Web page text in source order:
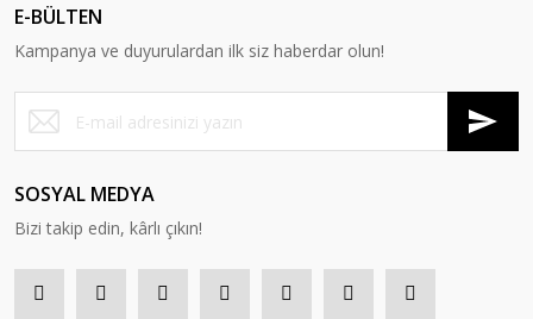
E-BÜLTEN
Kampanya ve duyurulardan ilk siz haberdar olun!
SOSYAL MEDYA
Bizi takip edin, kârlı çıkın!